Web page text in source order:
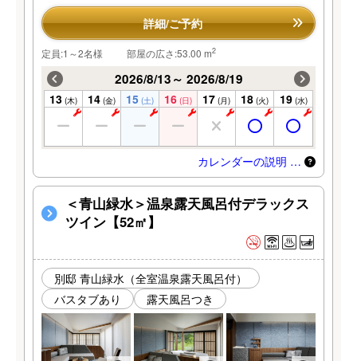
詳細/ご予約
定員:1～2名様 部屋の広さ:53.00 m2
2026/8/13～ 2026/8/19
13 (木) 14 (金) 15 (土) 16 (日) 17 (月) 18 (火) 19 (水)
カレンダーの説明 …
＜青山緑水＞温泉露天風呂付デラックス
ツイン【52㎡】
別邸 青山緑水（全室温泉露天風呂付）
バスタブあり
露天風呂つき